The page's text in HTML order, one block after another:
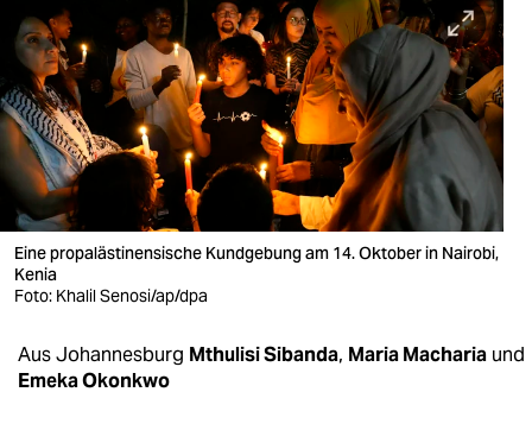
sport
berlin
nord
wahrheit
verlag
verlag
shop
Eine propalästinensische Kundgebung am 14. Oktober in Nairobi,
Kenia
Foto: Khalil Senosi/ap/dpa
Aus Johannesburg Mthulisi Sibanda, Maria Macharia und
Emeka Okonkwo